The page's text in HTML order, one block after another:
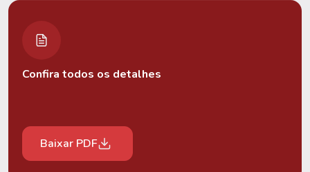
Confira todos os detalhes
Baixar PDF